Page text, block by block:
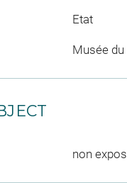
Etat
Musée du
non